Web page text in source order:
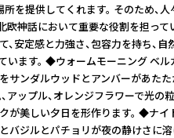
所を提供してくれます。 そのため、
欧神話において重要な役割を担っ
安定感と力強さ、包容力を持ち、
ます。 ◆ウォームモーニング ベル
サンダルウッドとアンバーがあた
アップル、オレンジフラワーで光の
が美しい夕日を形作ります。 ◆ナイ
バジルとパチョリが夜の静けさに溶